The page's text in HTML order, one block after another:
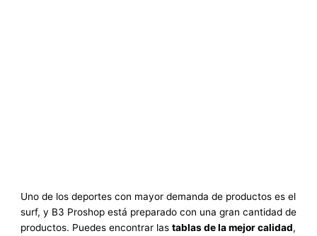
Uno de los deportes con mayor demanda de productos es el
surf, y B3 Proshop está preparado con una gran cantidad de
productos. Puedes encontrar lastablas de la mejor calidad,